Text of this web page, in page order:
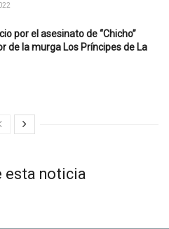
por el asesinato de “Chicho”
de la murga Los Príncipes de La
esta noticia